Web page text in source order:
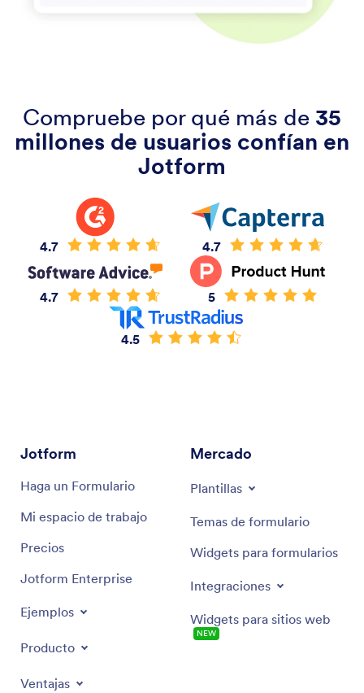
Compruebe por qué más de 35
millones de usuarios confían en
Jotform
4.7 4.7
4.7 5
4.5
Jotform
Haga un Formulario
Mi espacio de trabajo
Precios
Jotform Enterprise
Ejemplos
Producto
Ventajas
Mercado
Plantillas
Temas de formulario
Widgets para formularios
Integraciones
Widgets para sitios web
NEW